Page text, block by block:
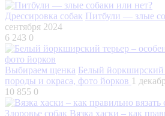
Дрессировка собак Питбули — злые
сентября 2024
6 243 0
Выбираем щенка Белый йоркширский
породы и окраса, фото йорков 1
10 855 0
Здоровье собак Вязка хаски – как